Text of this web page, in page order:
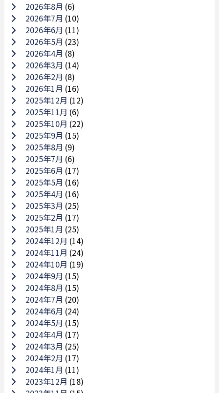
2026年8月 (6)
2026年7月 (10)
2026年6月 (11)
2026年5月 (23)
2026年4月 (8)
2026年3月 (14)
2026年2月 (8)
2026年1月 (16)
2025年12月 (12)
2025年11月 (6)
2025年10月 (22)
2025年9月 (15)
2025年8月 (9)
2025年7月 (6)
2025年6月 (17)
2025年5月 (16)
2025年4月 (16)
2025年3月 (25)
2025年2月 (17)
2025年1月 (25)
2024年12月 (14)
2024年11月 (24)
2024年10月 (19)
2024年9月 (15)
2024年8月 (15)
2024年7月 (20)
2024年6月 (24)
2024年5月 (15)
2024年4月 (17)
2024年3月 (25)
2024年2月 (17)
2024年1月 (11)
2023年12月 (18)